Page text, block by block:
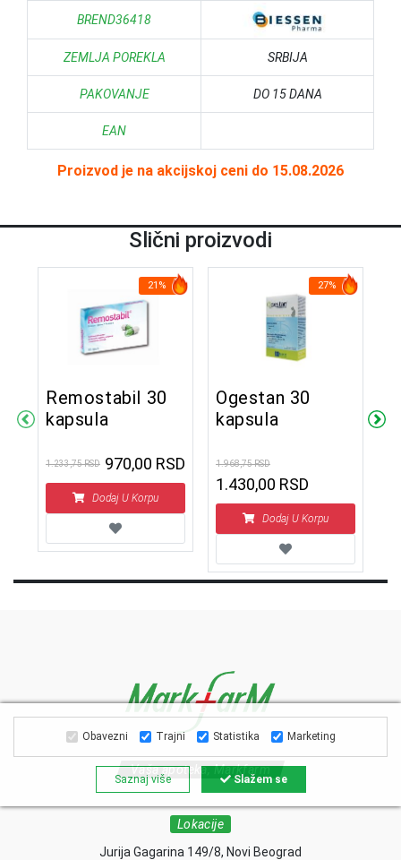
BREND36418
ZEMLJA POREKLA SRBIJA
PAKOVANJE DO 15 DANA
EAN
Proizvod je na akcijskoj ceni do 15.08.2026
Slični proizvodi
21%
Remostabil 30
kapsula
1.233,75 RSD 970,00 RSD
Dodaj U Korpu
27%
Ogestan 30
kapsula
1.968,75 RSD
1.430,00 RSD
Dodaj U Korpu
Vaša apoteka, Markfarm
Lokacije
Jurija Gagarina 149/8, Novi Beograd
Obavezni Trajni Statistika Marketing
Saznaj više Slažem se